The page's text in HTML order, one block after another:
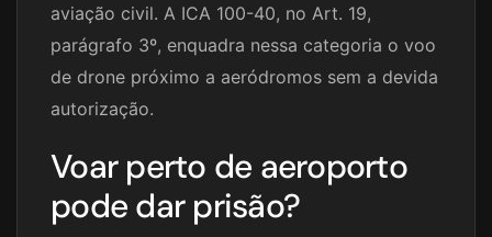
aviação civil. A ICA 100-40, no Art. 19,
parágrafo 3º, enquadra nessa categoria o voo
de drone próximo a aeródromos sem a devida
autorização.
Voar perto de aeroporto
pode dar prisão?